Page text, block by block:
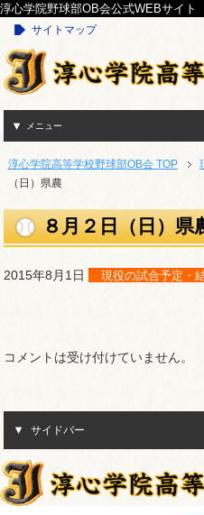
淳心学院野球部OB会公式WEBサイト
サイトマップ
メニュー
淳心学院高等学校野球部OB会 TOP
（日）県農
８月２日（日）県
2015年8月1日 現役の試合予定・
コメントは受け付けていません。
サイドバー